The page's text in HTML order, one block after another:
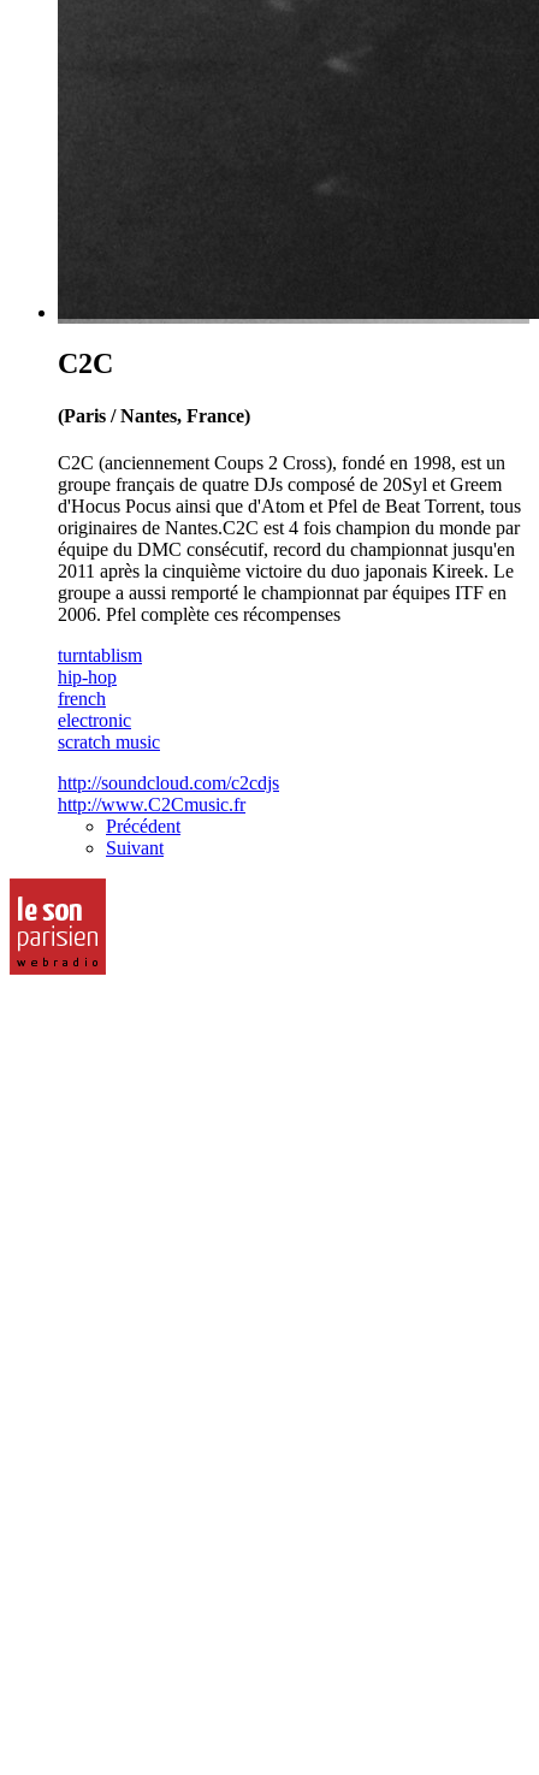
C2C
(Paris / Nantes, France)
C2C (anciennement Coups 2 Cross), fondé en 1998, est un
groupe français de quatre DJs composé de 20Syl et Greem
d'Hocus Pocus ainsi que d'Atom et Pfel de Beat Torrent, tous
originaires de Nantes.C2C est 4 fois champion du monde par
équipe du DMC consécutif, record du championnat jusqu'en
2011 après la cinquième victoire du duo japonais Kireek. Le
groupe a aussi remporté le championnat par équipes ITF en
2006. Pfel complète ces récompenses
turntablism
hip-hop
french
electronic
scratch music
http://soundcloud.com/c2cdjs
http://www.C2Cmusic.fr
Précédent
Suivant